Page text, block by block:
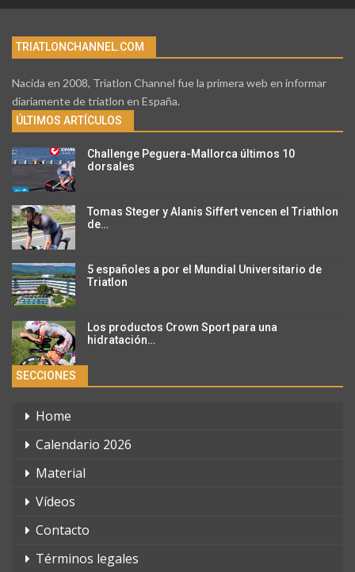
TRIATLONCHANNEL.COM
Nacida en 2008, Triatlon Channel fue la primera web en informar
diariamente de triatlon en España.
ÚLTIMOS ARTÍCULOS
Challenge Peguera-Mallorca últimos 10
dorsales
Tomas Steger y Alanis Siffert vencen el Triathlon
de…
5 españoles a por el Mundial Universitario de
Triatlon
Los productos Crown Sport para una
hidratación…
SECCIONES
Home
Calendario 2026
Material
Vídeos
Contacto
Términos legales